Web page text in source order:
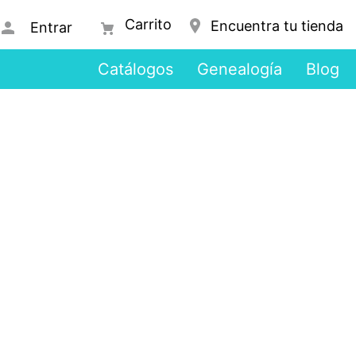
Entrar Encuentra tu tienda
Catálogos Genealogía Blog